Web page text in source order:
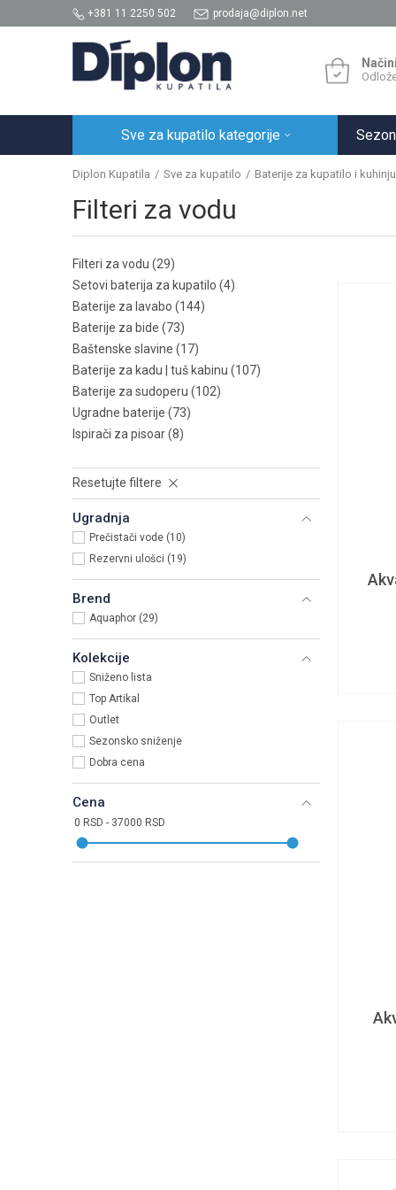
+381 11 2250 502 prodaja@diplon.net
Sve za kupatilo kategorije
Diplon Kupatila Sve za kupatilo Baterije za kupatilo i kuhinju
Filteri za vodu
Filteri za vodu (29)
Setovi baterija za kupatilo (4)
Baterije za lavabo (144)
Baterije za bide (73)
Baštenske slavine (17)
Baterije za kadu | tuš kabinu (107)
Baterije za sudoperu (102)
Ugradne baterije (73)
Ispirači za pisoar(8)
Resetujte filtere
Ugradnja
Prečistači vode (10)
Rezervni ulošci (19)
Brend
Aquaphor (29)
Kolekcije
Sniženo lista
Top Artikal
Outlet
Sezonsko sniženje
Dobra cena
Cena